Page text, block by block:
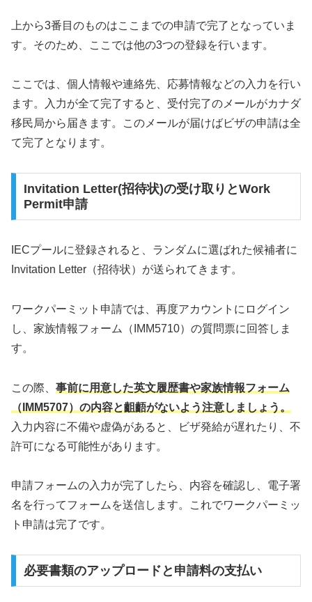
上から3番目のものはここまでの申請で完了となっていま
す。そのため、ここでは他の3つの登録を行います。
ここでは、個人情報や連絡先、応募情報などの入力を行い
ます。入力が全て完了すると、受付完了のメールがカナダ
移民局から届きます。このメールが届けばビザの申請は全
て完了となります。
Invitation Letter(招待状)の受け取りとWork
Permit申請
IECプールに登録されると、ランダムに選ばれた候補者に
Invitation Letter（招待状）が送られてきます。
ワークパーミット申請では、再度アカウントにログイン
し、家族情報フォーム（IMM5710）の質問票に回答しま
す。
この際、 事前に用意した英文履歴書や家族情報フォーム
（IMM5707）の内容と齟齬がないよう注意しましょう。
入力内容に不備や虚偽があると、ビザ発給が遅れたり、不
許可になる可能性があります。
申請フォームの入力が完了したら、内容を確認し、電子署
名を行ってフォームを送信します。これでワークパーミッ
ト申請は完了です。
必要書類のアップロードと申請料の支払い